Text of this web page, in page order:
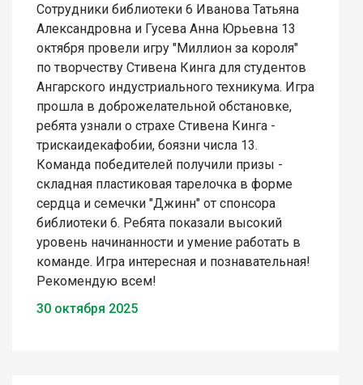
Сотрудники библиотеки 6 Иванова Татьяна
Александровна и Гусева Анна Юрьевна 13
октября провели игру "Миллион за короля"
по творчеству Стивена Кинга для студентов
Ангарского индустриального техникума. Игра
прошла в доброжелательной обстановке,
ребята узнали о страхе Стивена Кинга -
трискаидекафобии, боязни числа 13.
Команда победителей получили призы -
складная пластиковая тарелочка в форме
сердца и семечки "Джинн" от спонсора
библиотеки 6. Ребята показали высокий
уровень начинанности и умение работать в
команде. Игра интересная и познавательная!
Рекомендую всем!
30 октября 2025